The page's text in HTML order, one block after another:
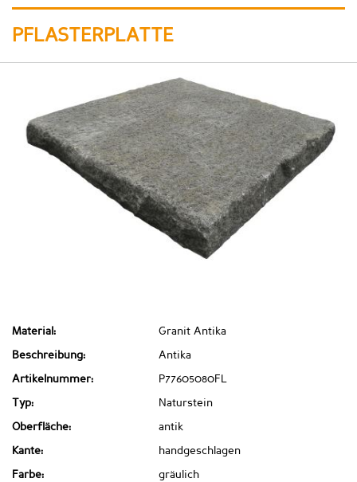
PFLASTERPLATTE
Material: Granit Antika
Beschreibung: Antika
Artikelnummer: P77605080FL
Typ: Naturstein
Oberfläche: antik
Kante: handgeschlagen
Farbe: gräulich